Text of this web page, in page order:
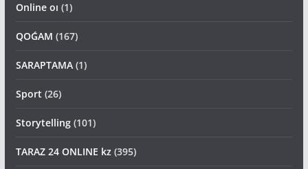
Online oı (1)
QOǴAM (167)
SARAPTAMA(1)
Sport (26)
Storytelling(101)
TARAZ 24 ONLINE kz(395)